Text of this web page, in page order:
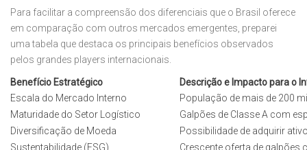
Para facilitar a compreensão dos diferenciais que o Brasil oferece
em comparação com outros mercados emergentes, preparei
uma tabela que destaca os principais benefícios observados
pelos grandes players internacionais.
Benefício Estratégico
Descrição e Impacto para o
Escala do Mercado Interno
População de mais de 200
Maturidade do Setor Logístico
Galpões de Classe A com
Diversificação de Moeda
Possibilidade de adquirir
Sustentabilidade (ESG)
Crescente oferta de